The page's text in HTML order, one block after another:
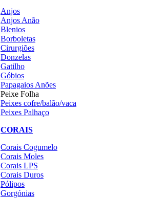
Anjos
Anjos Anão
Blenios
Borboletas
Cirurgiões
Donzelas
Gatilho
Góbios
Papagaios Anões
Peixe Folha
Peixes cofre/balão/vaca
Peixes Palhaço
CORAIS
Corais Cogumelo
Corais Moles
Corais LPS
Corais Duros
Pólipos
Gorgónias